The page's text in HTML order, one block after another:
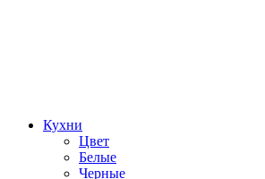
Кухни
Цвет
Белые
Черные